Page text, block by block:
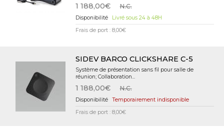
1 188,00€ N.C.
Livré sous 24 à 48H
Frais de port : 8,00€
SIDEV BARCO CLICKSHARE C-5
Système de présentation sans fil pour salle de
réunion; Collaboration...
1 188,00€ N.C.
Temporairement indisponible
Frais de port : 8,00€